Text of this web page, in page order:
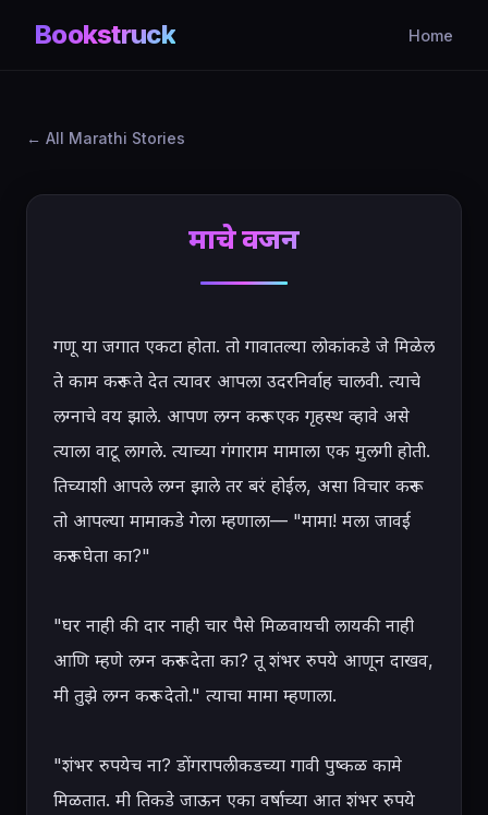
Bookstruck Home
All Marathi Stories
श्रमाचे वजन
गणू या जगात एकटा होता. तो गावातल्या लोकांकडे जे मिळेल
ते काम करून ते देत त्यावर आपला उदरनिर्वाह चालवी. त्याचे
लग्नाचे वय झाले. आपण लग्न करून एक गृहस्थ व्हावे असे
त्याला वाटू लागले. त्याच्या गंगाराम मामाला एक मुलगी होती.
तिच्याशी आपले लग्न झाले तर बरं होईल, असा विचार करून
तो आपल्या मामाकडे गेला म्हणाला— "मामा! मला जावई
करून घेता का?"
"घर नाही की दार नाही चार पैसे मिळवायची लायकी नाही
आणि म्हणे लग्न करून देता का? तू शंभर रुपये आणून दाखव,
मी तुझे लग्न करून देतो." त्याचा मामा म्हणाला.
"शंभर रुपयेच ना? डोंगरापलीकडच्या गावी पुष्कळ कामे
मिळतात. मी तिकडे जाऊन एका वर्षाच्या आत शंभर रुपये